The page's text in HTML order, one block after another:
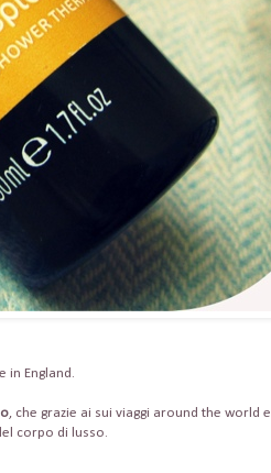
in England.
, che grazie ai sui viaggi around the world
corpo di lusso.